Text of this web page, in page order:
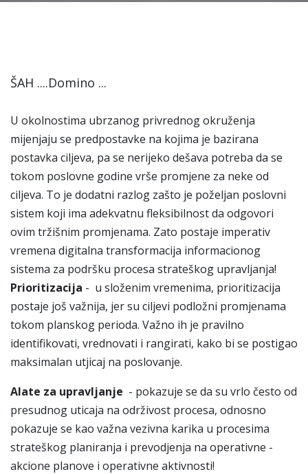
ŠAH ....Domino ...
U okolnostima ubrzanog privrednog okruženja
mijenjaju se predpostavke na kojima je bazirana
postavka ciljeva, pa se nerijeko dešava potreba da se
tokom poslovne godine vrše promjene za neke od
ciljeva. To je dodatni razlog zašto je poželjan poslovni
sistem koji ima adekvatnu fleksibilnost da odgovori
ovim tržišnim promjenama. Zato postaje imperativ
vremena digitalna transformacija informacionog
sistema za podršku procesa strateškog upravljanja!
Prioritizacija - u složenim vremenima, prioritizacija
postaje još važnija, jer su ciljevi podložni promjenama
tokom planskog perioda. Važno ih je pravilno
identifikovati, vrednovati i rangirati, kako bi se postigao
maksimalan utjicaj na poslovanje.
Alate za upravljanje - pokazuje se da su vrlo često od
presudnog uticaja na održivost procesa, odnosno
pokazuje se kao važna vezivna karika u procesima
strateškog planiranja i prevodjenja na operativne -
akcione planove i operativne aktivnosti!